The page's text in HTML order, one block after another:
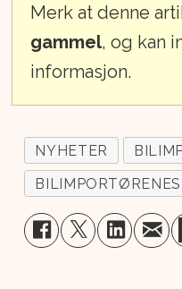
Merk at denne
gammel, og kan
informasjon.
NYHETER